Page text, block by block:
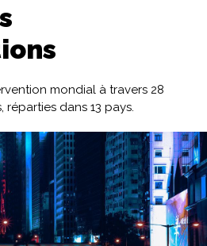
mondial à travers 28
réparties dans 13 pays.